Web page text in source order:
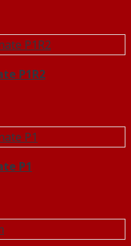
P1R2
P1